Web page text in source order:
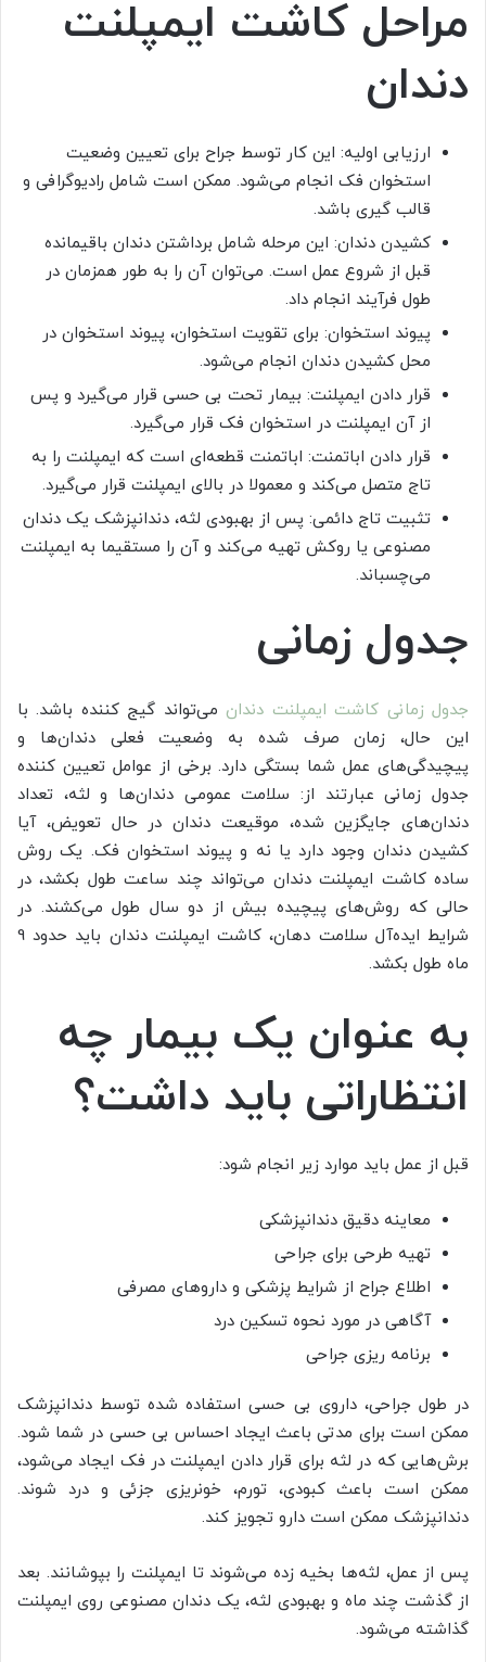
مراحل کاشت ایمپلنت
دندان
ارزیابی اولیه: این کار توسط جراح برای تعیین وضعیت
استخوان فک انجام می‌شود. ممکن است شامل رادیوگرافی و
قالب گیری باشد.
کشیدن دندان: این مرحله شامل برداشتن دندان باقیمانده
قبل از شروع عمل است. می‌توان آن را به طور همزمان در
طول فرآیند انجام داد.
پیوند استخوان: برای تقویت استخوان، پیوند استخوان در
محل کشیدن دندان انجام می‌شود.
قرار دادن ایمپلنت: بیمار تحت بی حسی قرار می‌گیرد و پس
از آن ایمپلنت در استخوان فک قرار می‌گیرد.
قرار دادن اباتمنت: اباتمنت قطعه‌ای است که ایمپلنت را به
تاج متصل می‌کند و معمولا در بالای ایمپلنت قرار می‌گیرد.
تثبیت تاج دائمی: پس از بهبودی لثه، دندانپزشک یک دندان
مصنوعی یا روکش تهیه می‌کند و آن را مستقیما به ایمپلنت
می‌چسباند.
جدول زمانی
جدول زمانی کاشت ایمپلنت دندان می‌تواند گیج کننده باشد. با
این حال، زمان صرف شده به وضعیت فعلی دندان‌ها و
پیچیدگی‌های عمل شما بستگی دارد. برخی از عوامل تعیین کننده
جدول زمانی عبارتند از: سلامت عمومی دندان‌ها و لثه، تعداد
دندان‌های جایگزین شده، موقیعت دندان در حال تعویض، آیا
کشیدن دندان وجود دارد یا نه و پیوند استخوان فک. یک روش
ساده کاشت ایمپلنت دندان می‌تواند چند ساعت طول بکشد، در
حالی که روش‌های پیچیده بیش از دو سال طول می‌کشند. در
شرایط ایده‌آل سلامت دهان، کاشت ایمپلنت دندان باید حدود 9
ماه طول بکشد.
به عنوان یک بیمار چه
انتظاراتی باید داشت؟
قبل از عمل باید موارد زیر انجام شود:
معاینه دقیق دندانپزشکی
تهیه طرحی برای جراحی
اطلاع جراح از شرایط پزشکی و داروهای مصرفی
آگاهی در مورد نحوه تسکین درد
برنامه ریزی جراحی
در طول جراحی، داروی بی حسی استفاده شده توسط دندانپزشک
ممکن است برای مدتی باعث ایجاد احساس بی حسی در شما شود.
برش‌هایی که در لثه برای قرار دادن ایمپلنت در فک ایجاد می‌شود،
ممکن است باعث کبودی، تورم، خونریزی جزئی و درد شوند.
دندانپزشک ممکن است دارو تجویز کند.
پس از عمل، لثه‌ها بخیه زده می‌شوند تا ایمپلنت را بپوشانند. بعد
از گذشت چند ماه و بهبودی لثه، یک دندان مصنوعی روی ایمپلنت
گذاشته می‌شود.